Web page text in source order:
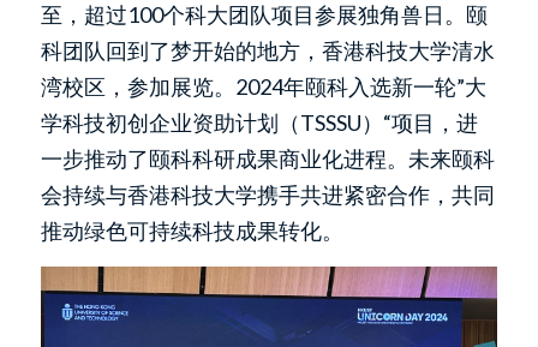
至，超过100个科大团队项目参展独角兽日。颐
科团队回到了梦开始的地方，香港科技大学清水
湾校区，参加展览。2024年颐科入选新一轮”大
学科技初创企业资助计划（TSSSU）“项目，进
一步推动了颐科科研成果商业化进程。未来颐科
会持续与香港科技大学携手共进紧密合作，共同
推动绿色可持续科技成果转化。